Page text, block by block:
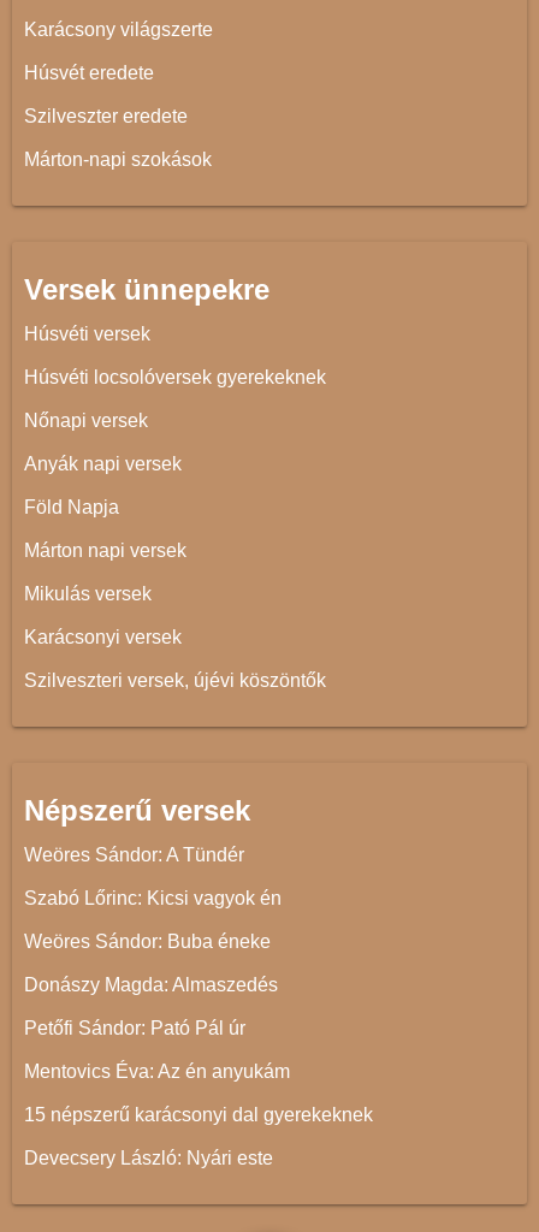
Karácsony világszerte
Húsvét eredete
Szilveszter eredete
Márton-napi szokások
Versek ünnepekre
Húsvéti versek
Húsvéti locsolóversek gyerekeknek
Nőnapi versek
Anyák napi versek
Föld Napja
Márton napi versek
Mikulás versek
Karácsonyi versek
Szilveszteri versek, újévi köszöntők
Népszerű versek
Weöres Sándor: A Tündér
Szabó Lőrinc: Kicsi vagyok én
Weöres Sándor: Buba éneke
Donászy Magda: Almaszedés
Petőfi Sándor: Pató Pál úr
Mentovics Éva: Az én anyukám
15 népszerű karácsonyi dal gyerekeknek
Devecsery László: Nyári este